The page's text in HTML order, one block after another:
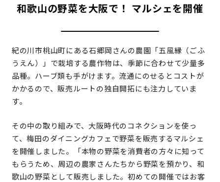
和歌山の野菜を大阪で！ マルシェを開催
紀の川市桃山町にある石郷岡さんの農園「五風縁（ごふ
うえん）」で栽培する農作物は、季節に合わせて少量多
品種。ハーブ類も手がけます。流通にのせるとコストが
かかるので、販売ルートの独自開拓にも注力していま
す。
その中の取り組みで、大阪時代のコネクションを使っ
て、梅田のダイニングカフェで野菜を販売するマルシェ
を開催しました。「本物の野菜を消費者の方々に知って
もらうため、周辺の農家さんたちから野菜を預かり、和
歌山の野菜として販売しました。初めての開催ではお客